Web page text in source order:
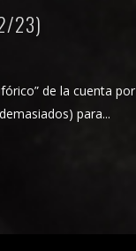
23)
de la cuenta por
para...